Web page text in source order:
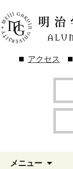
アクセス
メニュー